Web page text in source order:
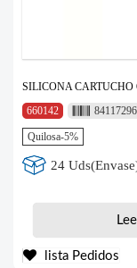
SILICONA
660142
Quilosa-5%
24
lista Pedidos